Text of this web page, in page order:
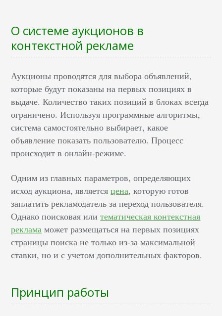
О системе аукционов в
контекстной рекламе
Аукционы проводятся для выбора объявлений,
которые будут показаны на первых позициях в
выдаче. Количество таких позиций в блоках всегда
ограничено. Используя программные алгоритмы,
система самостоятельно выбирает, какое
объявление показать пользователю. Процесс
происходит в онлайн-режиме.
Одним из главных параметров, определяющих
исход аукциона, являетсяцена, которую готов
заплатить рекламодатель за переход пользователя.
Однако поисковая илитематическая контекстная
реклама может размещаться на первых позициях
страницы поиска не только из-за максимальной
ставки, но и с учетом дополнительных факторов.
Принцип работы